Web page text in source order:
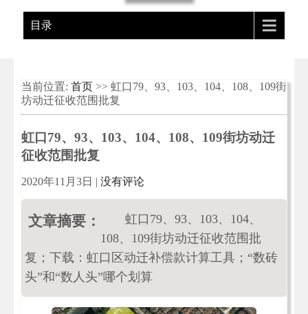
目录
当前位置: 首页 >> 虹口79、93、103、104、108、109街
坊动迁征收范围批复
虹口79、93、103、104、108、109街坊动迁
征收范围批复
2020年11月3日 | 没有评论
文章摘要：
虹口79、93、103、104、
108、109街坊动迁征收范围批
复；下载：虹口区动迁补偿款计算工具；“数砖
头”和“数人头”哪个划算